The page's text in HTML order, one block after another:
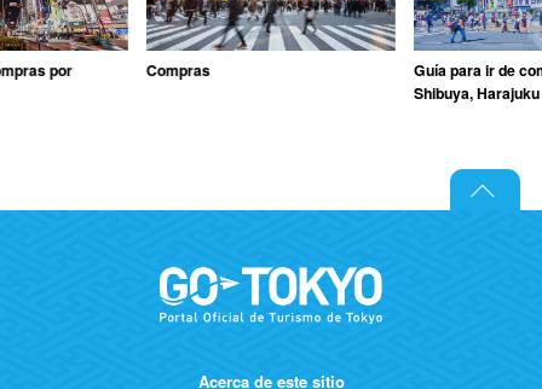
por Compras
Guía para ir de
Shibuya,
Acerca de este sitio